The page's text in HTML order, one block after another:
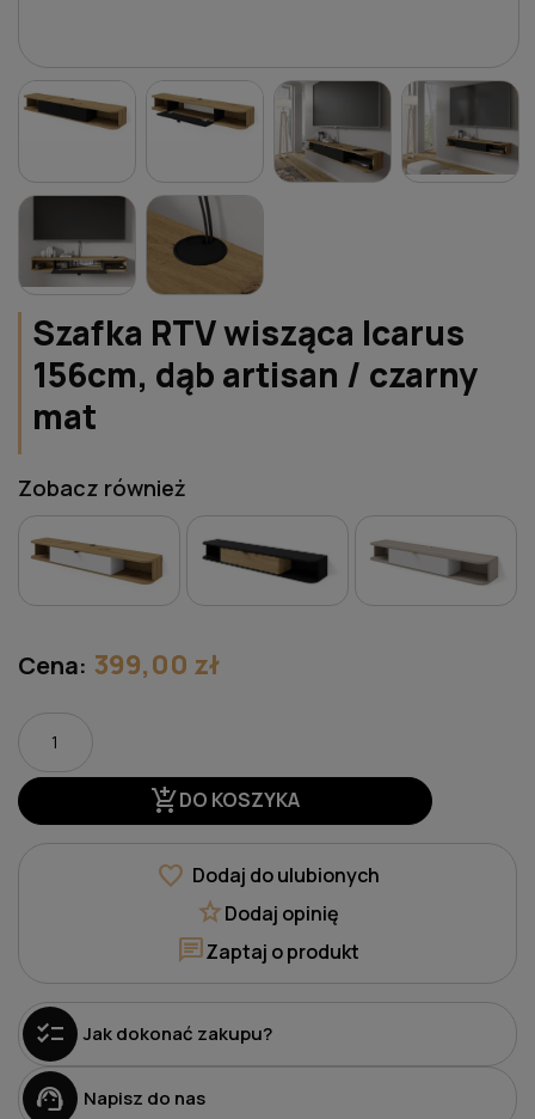
Szafka RTV wisząca Icarus
156cm, dąb artisan / czarny
mat
Zobacz również
Cena: 399,00 zł
add_shopping_cartDO KOSZYKA
favorite Dodaj do ulubionych
starDodaj opinię
chatZaptaj o produkt
checklist Jak dokonać zakupu?
support_agent Napisz do nas